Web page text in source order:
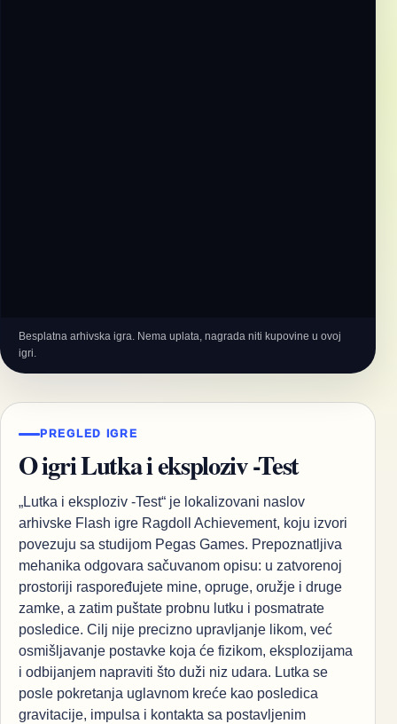
Besplatna arhivska igra. Nema uplata, nagrada niti kupovine u ovoj
igri.
PREGLED IGRE
O igri Lutka i eksploziv -Test
„Lutka i eksploziv -Test“ je lokalizovani naslov
arhivske Flash igre Ragdoll Achievement, koju izvori
povezuju sa studijom Pegas Games. Prepoznatljiva
mehanika odgovara sačuvanom opisu: u zatvorenoj
prostoriji raspoređujete mine, opruge, oružje i druge
zamke, a zatim puštate probnu lutku i posmatrate
posledice. Cilj nije precizno upravljanje likom, već
osmišljavanje postavke koja će fizikom, eksplozijama
i odbijanjem napraviti što duži niz udara. Lutka se
posle pokretanja uglavnom kreće kao posledica
gravitacije, impulsa i kontakta sa postavljenim